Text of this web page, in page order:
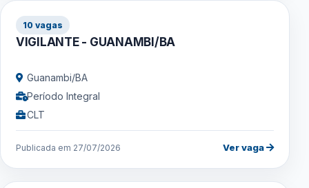
10 vagas
VIGILANTE - GUANAMBI/BA
Guanambi/BA
Período Integral
CLT
Publicada em 27/07/2026 Ver vaga